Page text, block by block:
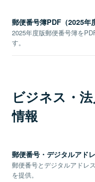
郵便番号簿PDF（2025年
2025年度版郵便番号簿を
す。
ビジネス・
情報
郵便番号・デジタルアド
郵便番号とデジタルアドレ
を提供。